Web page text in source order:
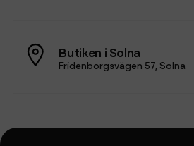
Butiken i Solna
Fridenborgsvägen 57, Solna